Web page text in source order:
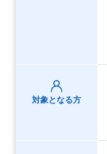
対象となる方